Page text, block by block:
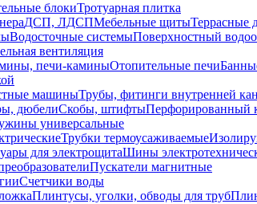
блокиТротуарная плитка
ДСП, ЛДСПМебельные щитыТеррасные
Водосточные системыПоверхностный
вентиляция
печи-каминыОтопительные печи
машиныТрубы, фитинги внутренней
дюбелиСкобы, штифтыПерфорированный
универсальные
Трубки термоусаживаемые
для электрощитаШины
Пускатели магнитные
Счетчики воды
Плинтусы, уголки, обводы для труб